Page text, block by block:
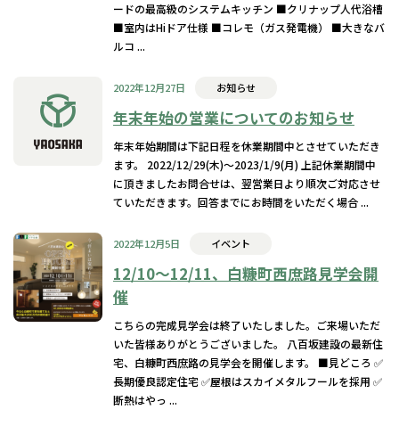
ードの最高級のシステムキッチン ■クリナップ人代浴槽
■室内はHiドア仕様 ■コレモ（ガス発電機） ■大きなバ
ルコ ...
2022年12月27日 お知らせ
年末年始の営業についてのお知らせ
年末年始期間は下記日程を休業期間中とさせていただき
ます。 2022/12/29(木)〜2023/1/9(月) 上記休業期間中
に頂きましたお問合せは、翌営業日より順次ご対応させ
ていただきます。回答までにお時間をいただく場合 ...
2022年12月5日 イベント
12/10〜12/11、白糠町西庶路見学会開
催
こちらの完成見学会は終了いたしました。ご来場いただ
いた皆様ありがとうございました。 八百坂建設の最新住
宅、白糠町西庶路の見学会を開催します。 ■見どころ ✅
長期優良認定住宅 ✅屋根はスカイメタルフールを採用 ✅
断熱はやっ ...